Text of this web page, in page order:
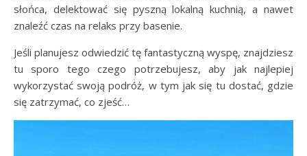
słońca, delektować się pyszną lokalną kuchnią, a nawet
znaleźć czas na relaks przy basenie.
Jeśli planujesz odwiedzić tę fantastyczną wyspę, znajdziesz
tu sporo tego czego potrzebujesz, aby jak najlepiej
wykorzystać swoją podróż, w tym jak się tu dostać, gdzie
się zatrzymać, co zjeść…